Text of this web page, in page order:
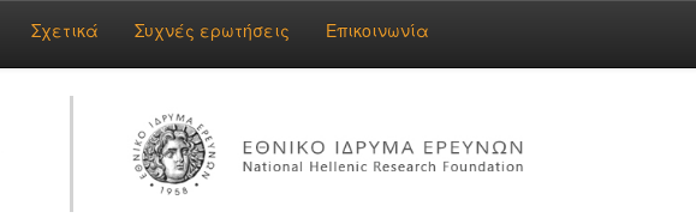
Σχετικά Συχνές ερωτήσεις Επικοινωνία